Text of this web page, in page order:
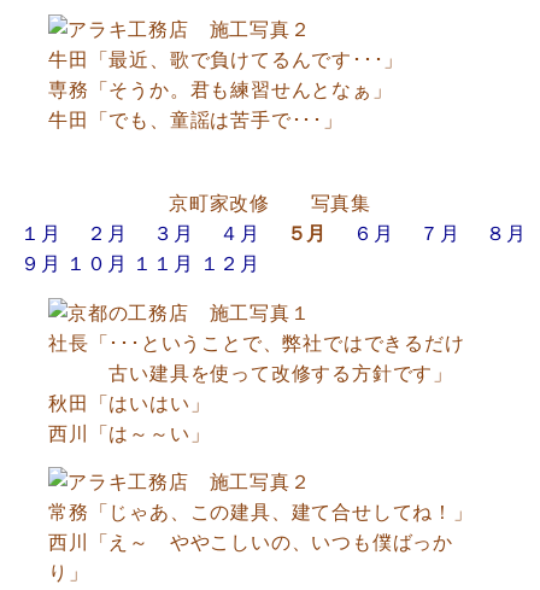
牛田「最近、歌で負けてるんです･･･」
専務「そうか。君も練習せんとなぁ」
牛田「でも、童謡は苦手で･･･」
京町家改修 写真集
１月
２月 ３月 ４月 ５月 ６月 ７月
８月
９月
１０月 １１月 １２月
社長「･･･ということで、弊社ではできるだけ
古い建具を使って改修する方針です」
秋田「はいはい」
西川「は～～い」
常務「じゃあ、この建具、建て合せしてね！」
西川「え～ ややこしいの、いつも僕ばっか
り」